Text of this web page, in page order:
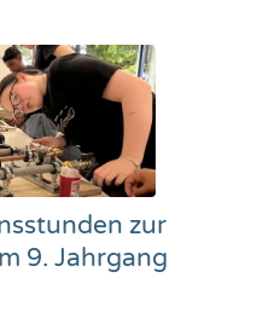
zur
9. Jahrgang